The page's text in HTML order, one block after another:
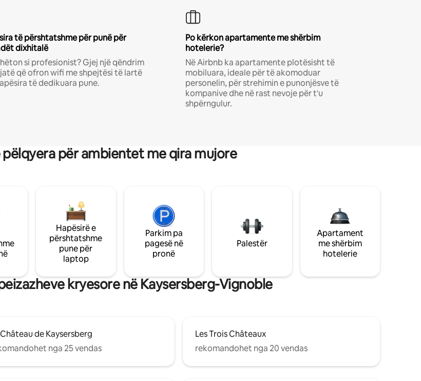
të përshtatshme për punë për
dixhitalë
si profesionist? Gjej një qëndrim
që ofron wifi me shpejtësi të lartë
të dedikuara pune.
Po kërkon apartamente me shërbim
hotelerie?
Në Airbnb ka apartamente plotësisht të
mobiluara, ideale për të akomoduar
personelin, për strehimin e punonjësve të
kompanive dhe në rast nevoje për t'u
shpërngulur.
për ambientet me qira mujore
Hapësirë e
përshtatshme
pune për
laptop
Parkim pa
pagesë në
pronë
Palestër
Apartament
me shërbim
hotelerie
kryesore në Kaysersberg-Vignoble
de Kaysersberg
nga 25 vendas
Les Trois Châteaux
rekomandohet nga 20 vendas